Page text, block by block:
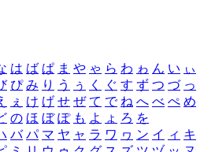
は ば ぱ ま や ゃ ら わ ゎ ん い ぃ
ぴ み り う ぅ く ぐ す ず つ づ っ
ぇ け げ せ ぜ て で ね へ べ ぺ め
の ほ ぼ ぽ も よ ょ ろ を
バ パ マ ヤ ャ ラ ワ ヮ ン イ ィ キ